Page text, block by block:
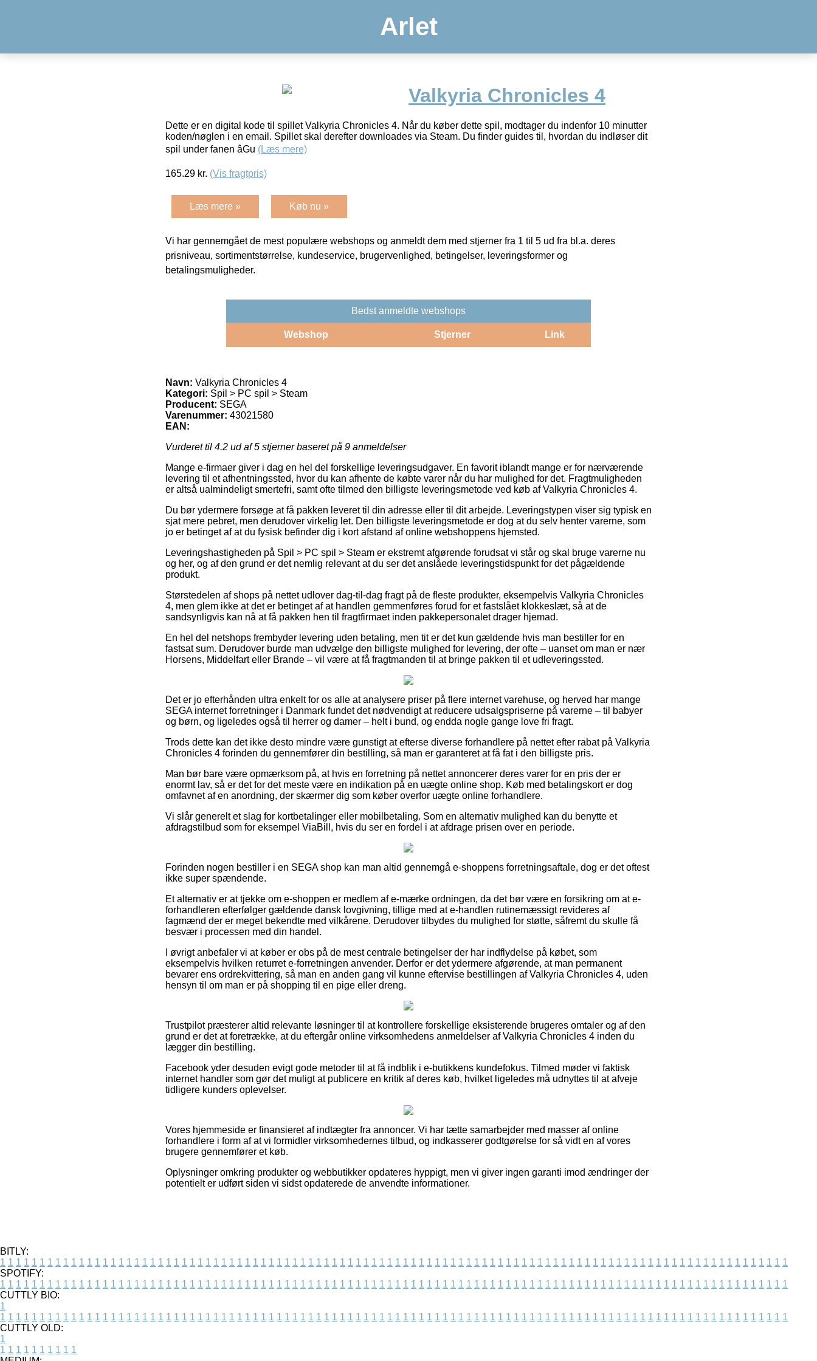
Arlet
Valkyria Chronicles 4
Dette er en digital kode til spillet Valkyria Chronicles 4. Når du køber dette spil, modtager du indenfor 10 minutter
koden/nøglen i en email. Spillet skal derefter downloades via Steam. Du finder guides til, hvordan du indløser dit
spil under fanen âGu (Læs mere)
165.29 kr. (Vis fragtpris)
Læs mere » Køb nu »
Vi har gennemgået de mest populære webshops og anmeldt dem med stjerner fra 1 til 5 ud fra bl.a. deres
prisniveau, sortimentstørrelse, kundeservice, brugervenlighed, betingelser, leveringsformer og
betalingsmuligheder.
Bedst anmeldte webshops
Webshop Stjerner Link
Navn: Valkyria Chronicles 4
Kategori: Spil > PC spil > Steam
Producent: SEGA
Varenummer: 43021580
EAN:
Vurderet til 4.2 ud af 5 stjerner baseret på 9 anmeldelser
Mange e-firmaer giver i dag en hel del forskellige leveringsudgaver. En favorit iblandt mange er for nærværende
levering til et afhentningssted, hvor du kan afhente de købte varer når du har mulighed for det. Fragtmuligheden
er altså ualmindeligt smertefri, samt ofte tilmed den billigste leveringsmetode ved køb af Valkyria Chronicles 4.
Du bør ydermere forsøge at få pakken leveret til din adresse eller til dit arbejde. Leveringstypen viser sig typisk en
sjat mere pebret, men derudover virkelig let. Den billigste leveringsmetode er dog at du selv henter varerne, som
jo er betinget af at du fysisk befinder dig i kort afstand af online webshoppens hjemsted.
Leveringshastigheden på Spil > PC spil > Steam er ekstremt afgørende forudsat vi står og skal bruge varerne nu
og her, og af den grund er det nemlig relevant at du ser det anslåede leveringstidspunkt for det pågældende
produkt.
Størstedelen af shops på nettet udlover dag-til-dag fragt på de fleste produkter, eksempelvis Valkyria Chronicles
4, men glem ikke at det er betinget af at handlen gemmenføres forud for et fastslået klokkeslæt, så at de
sandsynligvis kan nå at få pakken hen til fragtfirmaet inden pakkepersonalet drager hjemad.
En hel del netshops frembyder levering uden betaling, men tit er det kun gældende hvis man bestiller for en
fastsat sum. Derudover burde man udvælge den billigste mulighed for levering, der ofte – uanset om man er nær
Horsens, Middelfart eller Brande – vil være at få fragtmanden til at bringe pakken til et udleveringssted.
Det er jo efterhånden ultra enkelt for os alle at analysere priser på flere internet varehuse, og herved har mange
SEGA internet forretninger i Danmark fundet det nødvendigt at reducere udsalgspriserne på varerne – til babyer
og børn, og ligeledes også til herrer og damer – helt i bund, og endda nogle gange love fri fragt.
Trods dette kan det ikke desto mindre være gunstigt at efterse diverse forhandlere på nettet efter rabat på Valkyria
Chronicles 4 forinden du gennemfører din bestilling, så man er garanteret at få fat i den billigste pris.
Man bør bare være opmærksom på, at hvis en forretning på nettet annoncerer deres varer for en pris der er
enormt lav, så er det for det meste være en indikation på en uægte online shop. Køb med betalingskort er dog
omfavnet af en anordning, der skærmer dig som køber overfor uægte online forhandlere.
Vi slår generelt et slag for kortbetalinger eller mobilbetaling. Som en alternativ mulighed kan du benytte et
afdragstilbud som for eksempel ViaBill, hvis du ser en fordel i at afdrage prisen over en periode.
Forinden nogen bestiller i en SEGA shop kan man altid gennemgå e-shoppens forretningsaftale, dog er det oftest
ikke super spændende.
Et alternativ er at tjekke om e-shoppen er medlem af e-mærke ordningen, da det bør være en forsikring om at e-
forhandleren efterfølger gældende dansk lovgivning, tillige med at e-handlen rutinemæssigt revideres af
fagmænd der er meget bekendte med vilkårene. Derudover tilbydes du mulighed for støtte, såfremt du skulle få
besvær i processen med din handel.
I øvrigt anbefaler vi at køber er obs på de mest centrale betingelser der har indflydelse på købet, som
eksempelvis hvilken returret e-forretningen anvender. Derfor er det ydermere afgørende, at man permanent
bevarer ens ordrekvittering, så man en anden gang vil kunne eftervise bestillingen af Valkyria Chronicles 4, uden
hensyn til om man er på shopping til en pige eller dreng.
Trustpilot præsterer altid relevante løsninger til at kontrollere forskellige eksisterende brugeres omtaler og af den
grund er det at foretrække, at du eftergår online virksomhedens anmeldelser af Valkyria Chronicles 4 inden du
lægger din bestilling.
Facebook yder desuden evigt gode metoder til at få indblik i e-butikkens kundefokus. Tilmed møder vi faktisk
internet handler som gør det muligt at publicere en kritik af deres køb, hvilket ligeledes må udnyttes til at afveje
tidligere kunders oplevelser.
Vores hjemmeside er finansieret af indtægter fra annoncer. Vi har tætte samarbejder med masser af online
forhandlere i form af at vi formidler virksomhedernes tilbud, og indkasserer godtgørelse for så vidt en af vores
brugere gennemfører et køb.
Oplysninger omkring produkter og webbutikker opdateres hyppigt, men vi giver ingen garanti imod ændringer der
potentielt er udført siden vi sidst opdaterede de anvendte informationer.
BITLY:
1 1 1 1 1 1 1 1 1 1 1 1 1 1 1 1 1 1 1 1 1 1 1 1 1 1 1 1 1 1 1 1 1 1 1 1 1 1 1 1 1 1 1 1 1 1 1 1 1 1 1 1 1 1 1 1 1 1 1 1 1 1 1 1 1 1 1 1 1 1 1 1 1 1 1 1 1 1 1 1 1 1 1 1 1 1 1 1 1 1 1 1 1 1 1 1 1 1 1 1
SPOTIFY:
1 1 1 1 1 1 1 1 1 1 1 1 1 1 1 1 1 1 1 1 1 1 1 1 1 1 1 1 1 1 1 1 1 1 1 1 1 1 1 1 1 1 1 1 1 1 1 1 1 1 1 1 1 1 1 1 1 1 1 1 1 1 1 1 1 1 1 1 1 1 1 1 1 1 1 1 1 1 1 1 1 1 1 1 1 1 1 1 1 1 1 1 1 1 1 1 1 1 1 1
CUTTLY BIO:
1
1 1 1 1 1 1 1 1 1 1 1 1 1 1 1 1 1 1 1 1 1 1 1 1 1 1 1 1 1 1 1 1 1 1 1 1 1 1 1 1 1 1 1 1 1 1 1 1 1 1 1 1 1 1 1 1 1 1 1 1 1 1 1 1 1 1 1 1 1 1 1 1 1 1 1 1 1 1 1 1 1 1 1 1 1 1 1 1 1 1 1 1 1 1 1 1 1 1 1 1
CUTTLY OLD:
1
1 1 1 1 1 1 1 1 1 1